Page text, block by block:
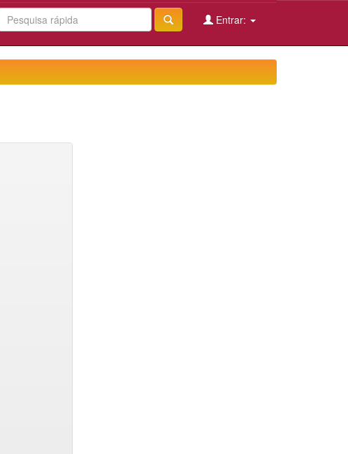
Entrar: